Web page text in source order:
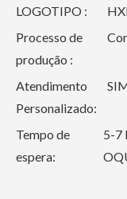
LOGOTIPO :
Processo de
produção :
Atendimento
Personalizado:
Tempo de
espera:
5-7